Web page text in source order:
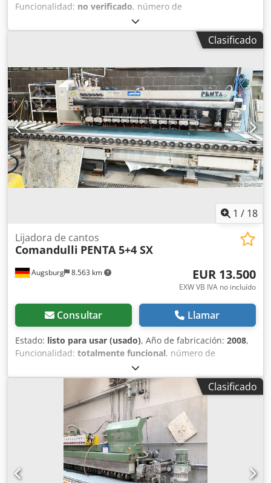
Funcionalidad: no verificado, número de
, Máquina universal de rectificado
plano para el procesamiento de superficies, bordes y
laterales. Cabezal de rectificado para granito. Plato de
procesamiento de los laterales de lápidas. Ajuste de altura
de 600 mm. Longitud de rectificado de 3000 mm. Cedpfjzr
Rn Tox Aprorf Programa de rectificado BS. Varias
velocidades de giro. Recorrido neumático del husillo.
Clasificado
1 / 18
Augsburg 8.563 km
Lijadora de cantos
Comandulli PENTA 5+4 SX
EUR 13.500
EXW VB IVA no incluído
Consultar Llamar
Estado: listo para usar (usado), Año de fabricación: 2008,
Funcionalidad: totalmente funcional, número de
, longitud total:
total:1.800 mm, altura de la mesa:780 mm, peso total:
, MÁQUINA DE LIJAR BORDES COMANDULLI,
MODELO PENTA 5+4 SX Sentido de movimiento de la
banda: DE IZQUIERDA A DERECHA, año de fabricación
2008, n.º 23907 • Nueva banda transportadora, mayo de
2025 • 5 soportes de lijado frontal de 130 mm con
oscilación vertical • 2 soportes inferiores neumáticos / 2
soportes superiores • Soporte para ranurado de canales
para agua, con ajuste manual de altura y lateral • Soporte
Clasificado